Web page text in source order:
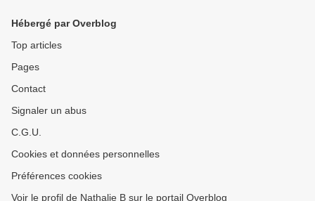
Hébergé par Overblog
Top articles
Pages
Contact
Signaler un abus
C.G.U.
Cookies et données personnelles
Préférences cookies
Voir le profil de Nathalie B sur le portail Overblog